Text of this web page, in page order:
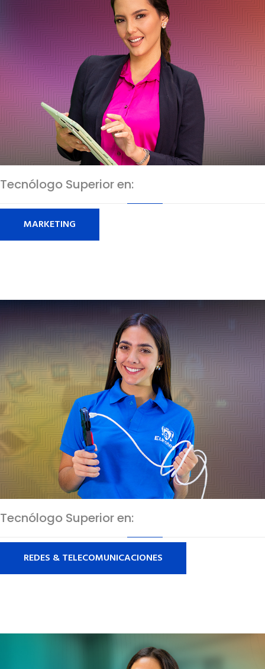
Tecnólogo Superior en:
MARKETING
Tecnólogo Superior en:
REDES & TELECOMUNICACIONES